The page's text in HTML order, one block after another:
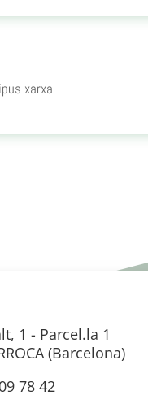
xarxa
1 - Parcel.la 1
(Barcelona)
78 42